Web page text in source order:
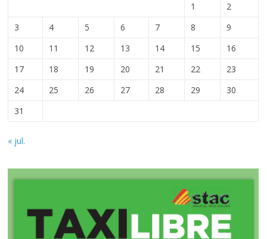
1
2
3
4 5 6 7 8
9
10
11 12 13 14 15
16
17
18 19 20 21 22
23
24
25 26 27 28 29
30
31
« jul.